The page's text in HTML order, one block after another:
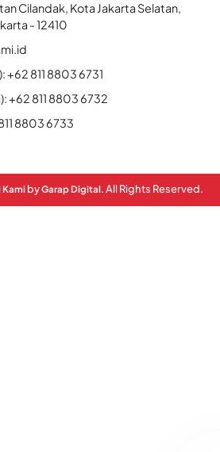
Cilandak, Kota Jakarta Selatan,
- 12410
+62 811 8803 6731
+62 811 8803 6732
8803 6733
Kami byGarap Digital. All Rights Reserved.